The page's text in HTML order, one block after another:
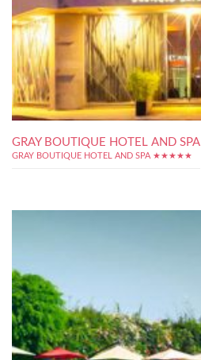
GRAY BOUTIQUE HOTEL AND SPA
GRAY BOUTIQUE HOTEL AND SPA ★★★★★